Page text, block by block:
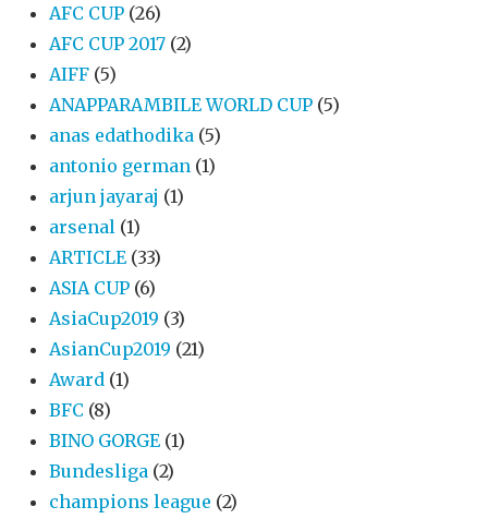
AFC CUP (26)
AFC CUP 2017 (2)
AIFF (5)
ANAPPARAMBILE WORLD CUP (5)
anas edathodika (5)
antonio german (1)
arjun jayaraj (1)
arsenal (1)
ARTICLE (33)
ASIA CUP (6)
AsiaCup2019 (3)
AsianCup2019 (21)
Award (1)
BFC (8)
BINO GORGE (1)
Bundesliga (2)
champions league (2)